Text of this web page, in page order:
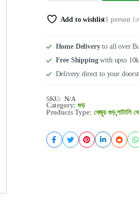
Add to wishlist1 person
Home Deliveryto all over
Free Shippingwith upto
Delivery direct to your
SKU: N/A
Category: গুড়
Products Type: খেজুর গুড়,পাটালি